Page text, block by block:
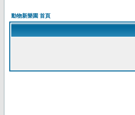
動物新樂園 首頁